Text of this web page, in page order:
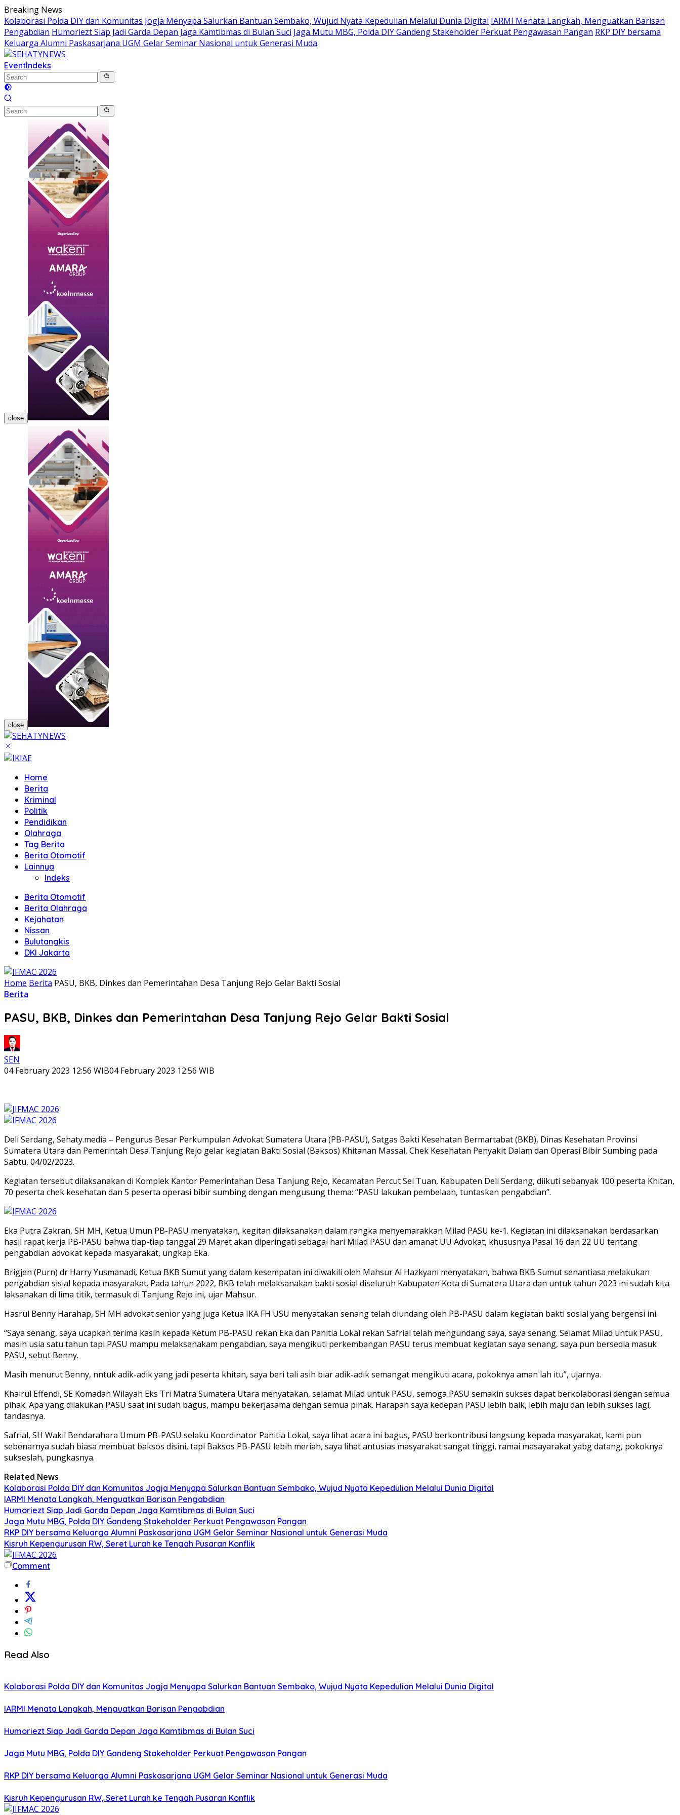
Skip
to
content
Breaking News
Kolaborasi Polda DIY dan Komunitas Jogja Menyapa Salurkan Bantuan Sembako, Wujud Nyata Kepedulian Melalui Dunia Digital IARMI Menata Langkah, Menguatkan Barisan
Pengabdian Humoriezt Siap Jadi Garda Depan Jaga Kamtibmas di Bulan Suci Jaga Mutu MBG, Polda DIY Gandeng Stakeholder Perkuat Pengawasan Pangan RKP DIY bersama
Keluarga Alumni Paskasarjana UGM Gelar Seminar Nasional untuk Generasi Muda
EventIndeks
close
close
Home
Berita
Kriminal
Politik
Pendidikan
Olahraga
Tag Berita
Berita Otomotif
Lainnya
Indeks
Berita Otomotif
Berita Olahraga
Kejahatan
Nissan
Bulutangkis
DKI Jakarta
Home Berita PASU, BKB, Dinkes dan Pemerintahan Desa Tanjung Rejo Gelar Bakti Sosial
Berita
PASU, BKB, Dinkes dan Pemerintahan Desa Tanjung Rejo Gelar Bakti Sosial
SEN
04 February 2023 12:56 WIB04 February 2023 12:56 WIB
Deli Serdang, Sehaty.media – Pengurus Besar Perkumpulan Advokat Sumatera Utara (PB-PASU), Satgas Bakti Kesehatan Bermartabat (BKB), Dinas Kesehatan Provinsi
Sumatera Utara dan Pemerintah Desa Tanjung Rejo gelar kegiatan Bakti Sosial (Baksos) Khitanan Massal, Chek Kesehatan Penyakit Dalam dan Operasi Bibir Sumbing pada
Sabtu, 04/02/2023.
Kegiatan tersebut dilaksanakan di Komplek Kantor Pemerintahan Desa Tanjung Rejo, Kecamatan Percut Sei Tuan, Kabupaten Deli Serdang, diikuti sebanyak 100 peserta Khitan,
70 peserta chek kesehatan dan 5 peserta operasi bibir sumbing dengan mengusung thema: “PASU lakukan pembelaan, tuntaskan pengabdian”.
Eka Putra Zakran, SH MH, Ketua Umun PB-PASU menyatakan, kegitan dilaksanakan dalam rangka menyemarakkan Milad PASU ke-1. Kegiatan ini dilaksanakan berdasarkan
hasil rapat kerja PB-PASU bahwa tiap-tiap tanggal 29 Maret akan diperingati sebagai hari Milad PASU dan amanat UU Advokat, khususnya Pasal 16 dan 22 UU tentang
pengabdian advokat kepada masyarakat, ungkap Eka.
Brigjen (Purn) dr Harry Yusmanadi, Ketua BKB Sumut yang dalam kesempatan ini diwakili oleh Mahsur Al Hazkyani menyatakan, bahwa BKB Sumut senantiasa melakukan
pengabdian sisial kepada masyarakat. Pada tahun 2022, BKB telah melaksanakan bakti sosial diseluruh Kabupaten Kota di Sumatera Utara dan untuk tahun 2023 ini sudah kita
laksanakan di lima titik, termasuk di Tanjung Rejo ini, ujar Mahsur.
Hasrul Benny Harahap, SH MH advokat senior yang juga Ketua IKA FH USU menyatakan senang telah diundang oleh PB-PASU dalam kegiatan bakti sosial yang bergensi ini.
“Saya senang, saya ucapkan terima kasih kepada Ketum PB-PASU rekan Eka dan Panitia Lokal rekan Safrial telah mengundang saya, saya senang. Selamat Milad untuk PASU,
masih usia satu tahun tapi PASU mampu melaksanakam pengabdian, saya mengikuti perkembangan PASU terus membuat kegiatan saya senang, saya pun bersedia masuk
PASU, sebut Benny.
Masih menurut Benny, nntuk adik-adik yang jadi peserta khitan, saya beri tali asih biar adik-adik semangat mengikuti acara, pokoknya aman lah itu”, ujarnya.
Khairul Effendi, SE Komadan Wilayah Eks Tri Matra Sumatera Utara menyatakan, selamat Milad untuk PASU, semoga PASU semakin sukses dapat berkolaborasi dengan semua
pihak. Apa yang dilakukan PASU saat ini sudah bagus, mampu bekerjasama dengan semua pihak. Harapan saya kedepan PASU lebih baik, lebih maju dan lebih sukses lagi,
tandasnya.
Safrial, SH Wakil Bendarahara Umum PB-PASU selaku Koordinator Panitia Lokal, saya lihat acara ini bagus, PASU berkontribusi langsung kepada masyarakat, kami pun
sebenarnya sudah biasa membuat baksos disini, tapi Baksos PB-PASU lebih meriah, saya lihat antusias masyarakat sangat tinggi, ramai masayarakat yabg datang, pokoknya
sukseslah, pungkasnya.
Related News
Kolaborasi Polda DIY dan Komunitas Jogja Menyapa Salurkan Bantuan Sembako, Wujud Nyata Kepedulian Melalui Dunia Digital
IARMI Menata Langkah, Menguatkan Barisan Pengabdian
Humoriezt Siap Jadi Garda Depan Jaga Kamtibmas di Bulan Suci
Jaga Mutu MBG, Polda DIY Gandeng Stakeholder Perkuat Pengawasan Pangan
RKP DIY bersama Keluarga Alumni Paskasarjana UGM Gelar Seminar Nasional untuk Generasi Muda
Kisruh Kepengurusan RW, Seret Lurah ke Tengah Pusaran Konflik
Comment
Read Also
Kolaborasi Polda DIY dan Komunitas Jogja Menyapa Salurkan Bantuan Sembako, Wujud Nyata Kepedulian Melalui Dunia Digital
IARMI Menata Langkah, Menguatkan Barisan Pengabdian
Humoriezt Siap Jadi Garda Depan Jaga Kamtibmas di Bulan Suci
Jaga Mutu MBG, Polda DIY Gandeng Stakeholder Perkuat Pengawasan Pangan
RKP DIY bersama Keluarga Alumni Paskasarjana UGM Gelar Seminar Nasional untuk Generasi Muda
Kisruh Kepengurusan RW, Seret Lurah ke Tengah Pusaran Konflik